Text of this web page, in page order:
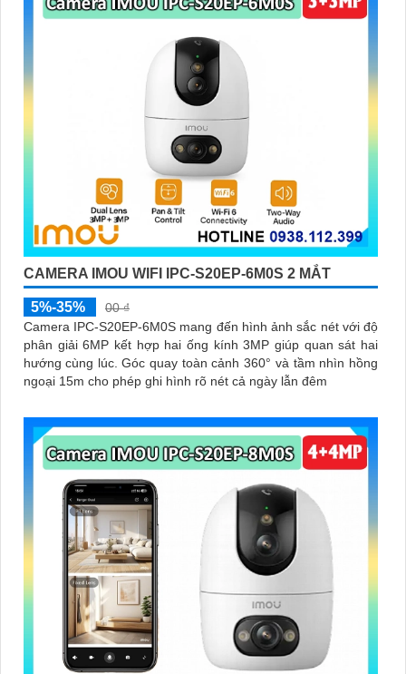
CAMERA IMOU WIFI IPC-S20EP-6M0S 2 MẮT
5%-35%
00 ₫
Camera IPC-S20EP-6M0S mang đến hình ảnh sắc nét với độ
phân giải 6MP kết hợp hai ống kính 3MP giúp quan sát hai
hướng cùng lúc. Góc quay toàn cảnh 360° và tầm nhìn hồng
ngoại 15m cho phép ghi hình rõ nét cả ngày lẫn đêm